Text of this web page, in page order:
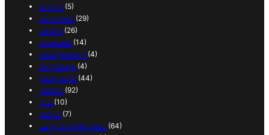
cinéma (5)
commerce (29)
cuisine (26)
économie (14)
enseignement (4)
étymologie (4)
géographie (44)
histoire (92)
jeux (10)
justice (7)
Langue et littérature (64)